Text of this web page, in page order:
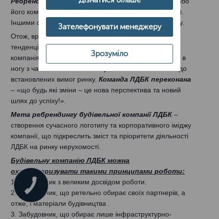
його компонентів (назви, логотипу, фірмового стилю).
Іншими словами, ребрендинг – це оновлення бренду.
Отож, враховуючи те, що сьогодні ринок диктує нові
тенденції та створюється нова філософія бізнесу,
компанія ЛДБК прийняла рішення, що потрібно «йти в
ногу з часом» - стати більш сучаснішою та ближчою до
встановлених вимог ринку.Команда ЛДБК переконана
– «що будь які зміни – це нова перспектива та новий
шлях до успіху!».
Мета ребрендингу будівельної компанії ЛДБК –
створення сучасного логотипу та корпоративного іміджу
компанії, що підкреслить зміст та пріоритети діяльності
ЛДБК на ринку нерухомості.
Будівельну компанію ЛДБК можна
охарактеризувати такими принципами роботи:
1. Забудовник з великим досвідом роботи.
2. Забудовник, що ретельно обирає своїх партнерів, а
отже, і матеріали будівництва
3. Забудовник, що обирає лише інфраструктурно-
Зателефонувати менеджеру
Зрозуміло
КНОПКА
ЗВ'ЯЗКУ